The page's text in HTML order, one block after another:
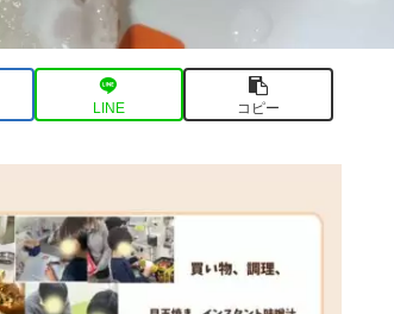
LINE コピー